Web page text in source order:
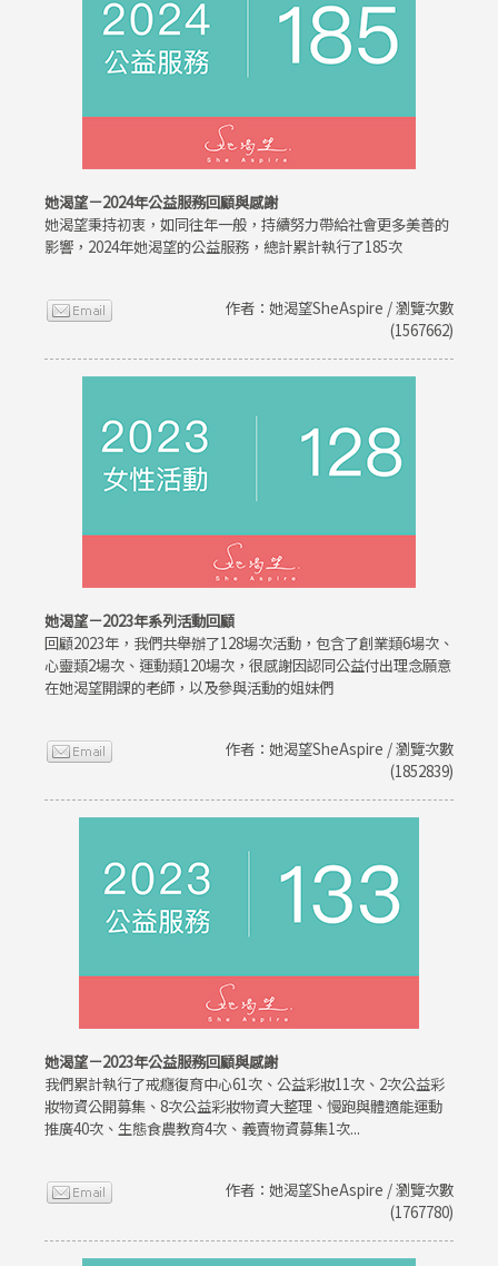
她渴望－2024年公益服務回顧與感謝
她渴望秉持初衷，如同往年一般，持續努力帶給社會更多美善的
影響，2024年她渴望的公益服務，總計累計執行了185次
作者：她渴望SheAspire / 瀏覽次數
(1567662)
她渴望－2023年系列活動回顧
回顧2023年，我們共舉辦了128場次活動，包含了創業類6場次、
心靈類2場次、運動類120場次，很感謝因認同公益付出理念願意
在她渴望開課的老師，以及參與活動的姐妹們
作者：她渴望SheAspire / 瀏覽次數
(1852839)
她渴望－2023年公益服務回顧與感謝
我們累計執行了戒癮復育中心61次、公益彩妝11次、2次公益彩
妝物資公開募集、8次公益彩妝物資大整理、慢跑與體適能運動
推廣40次、生態食農教育4次、義賣物資募集1次...
作者：她渴望SheAspire / 瀏覽次數
(1767780)